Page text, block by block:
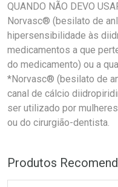
QUANDO NÃO DEVO
Norvasc® (besilato de
hipersensibilidade às
medicamentos a que
do medicamento) ou a
*Norvasc® (besilato de
canal de cálcio
ser utilizado por
ou do cirurgião-dentista.
Produtos